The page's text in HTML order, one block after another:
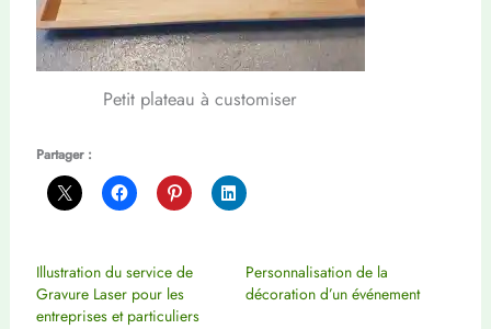
Petit plateau à customiser
Partager :
Illustration du service de
Gravure Laser pour les
entreprises et particuliers
Personnalisation de la
décoration d’un événement